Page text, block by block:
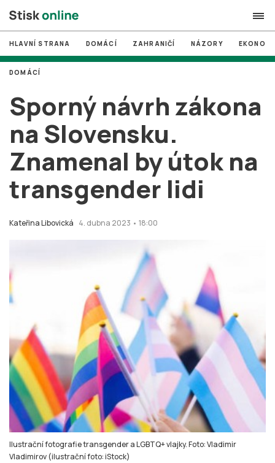
search
# MUNI
# Brno
# volby
login PŘIHLÁSIT SE
Zapomněli jste heslo?
HLAVNÍ STRANA DOMÁCÍ ZAHRANIČÍ NÁZORY
Sporný návrh zákona
na Slovensku.
Znamenal by útok na
transgender lidi
Kateřina Libovická 4. dubna 2023 • 18:00
DOMÁCÍ
Ilustrační fotografie transgender a LGBTQ+ vlajky. Foto: Vladimir
Vladimirov (ilustrační foto: iStock)